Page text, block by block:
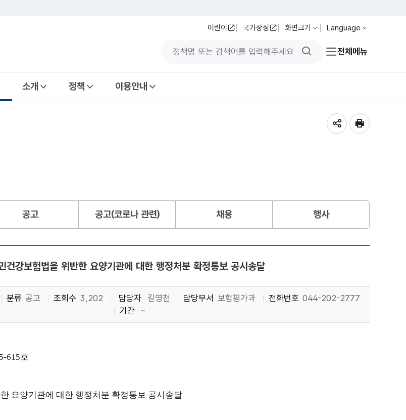
어린이 국가상징 화면크기 Language
검색버튼전체메뉴
소개 정책 이용안내
공고 공고(코로나 관련) 채용 행사
건강보험법을 위반한 요양기관에 대한 행정처분 확정통보 공시송달
분류 공고 조회수 3,202 담당자 길영천 담당부서 보험평가과 전화번호 044-202-2777
기간
~
615호
요양기관에 대한 행정처분 확정통보 공시송달